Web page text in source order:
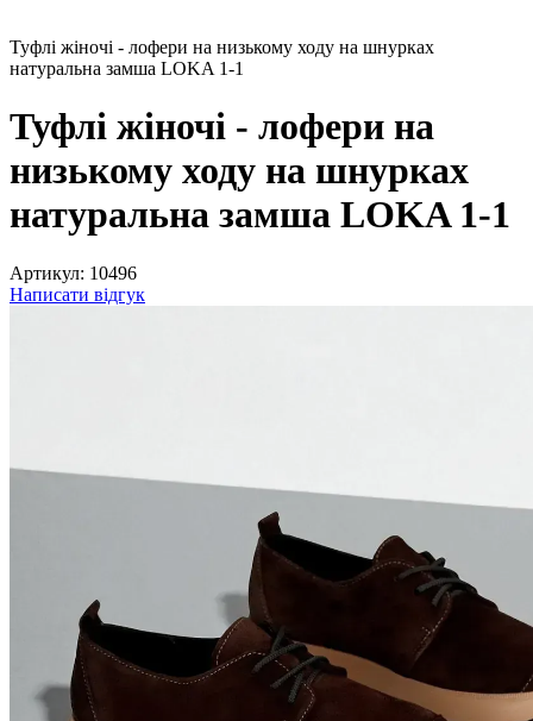
Туфлі жіночі - лофери на низькому ходу на шнурках
натуральна замша LOKA 1-1
Туфлі жіночі - лофери на
низькому ходу на шнурках
натуральна замша LOKA 1-1
Артикул: 10496
Написати відгук